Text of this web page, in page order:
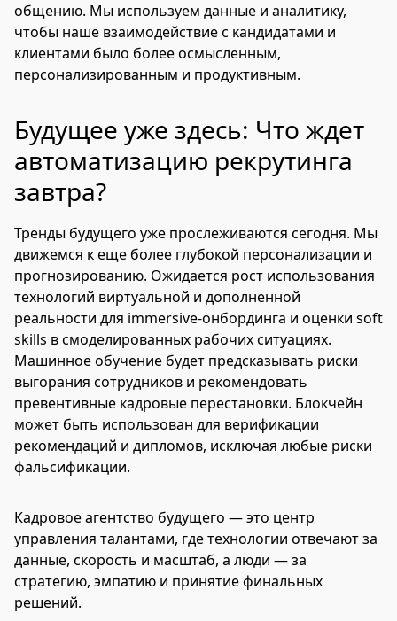
общению. Мы используем данные и аналитику,
чтобы наше взаимодействие с кандидатами и
клиентами было более осмысленным,
персонализированным и продуктивным.
Будущее уже здесь: Что ждет
автоматизацию рекрутинга
завтра?
Тренды будущего уже прослеживаются сегодня. Мы
движемся к еще более глубокой персонализации и
прогнозированию. Ожидается рост использования
технологий виртуальной и дополненной
реальности для immersive-онбординга и оценки soft
skills в смоделированных рабочих ситуациях.
Машинное обучение будет предсказывать риски
выгорания сотрудников и рекомендовать
превентивные кадровые перестановки. Блокчейн
может быть использован для верификации
рекомендаций и дипломов, исключая любые риски
фальсификации.
Кадровое агентство будущего — это центр
управления талантами, где технологии отвечают за
данные, скорость и масштаб, а люди — за
стратегию, эмпатию и принятие финальных
решений.